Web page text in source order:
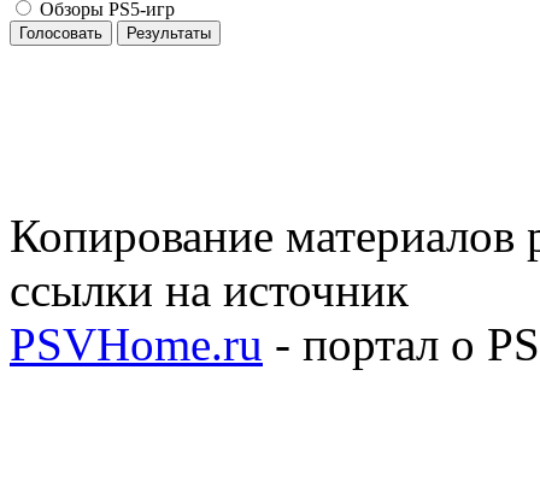
Обзоры PS5-игр
Голосовать Результаты
Копирование материалов
ссылки на источник
PSVHome.ru - портал о